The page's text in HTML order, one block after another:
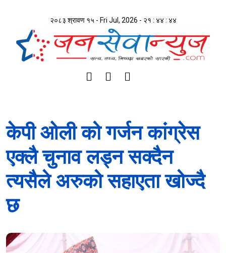
२०८३ श्रावण १५ - Fri Jul, 2026 - २१ : ४४ : ४४
केपी ओली को गर्जन कांग्रेस
एक्लै चुनाव लड्न सक्दैन
त्यसैले अरुको सहाएता खोज्दै
छ